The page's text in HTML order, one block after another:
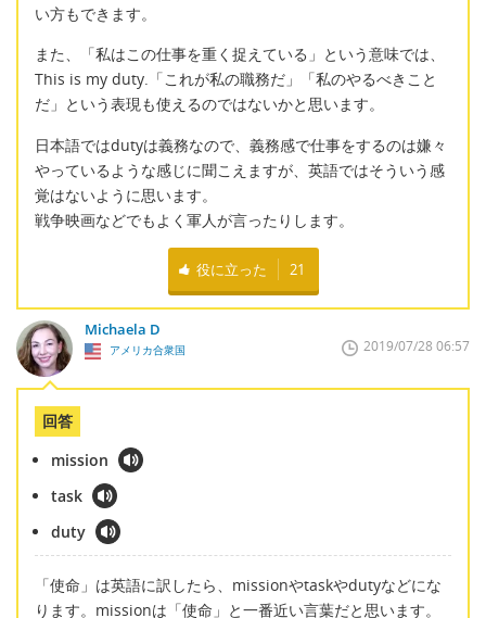
い方もできます。
また、「私はこの仕事を重く捉えている」という意味では、
This is my duty.「これが私の職務だ」「私のやるべきこと
だ」という表現も使えるのではないかと思います。
日本語ではdutyは義務なので、義務感で仕事をするのは嫌々
やっているような感じに聞こえますが、英語ではそういう感
覚はないように思います。
戦争映画などでもよく軍人が言ったりします。
役に立った 21
Michaela D
アメリカ合衆国 2019/07/28 06:57
回答
mission
task
duty
「使命」は英語に訳したら、missionやtaskやdutyなどにな
ります。missionは「使命」と一番近い言葉だと思います。